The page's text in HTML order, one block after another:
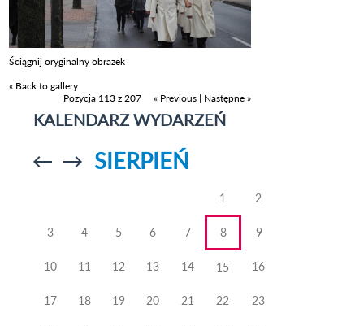
Ściągnij oryginalny obrazek
« Back to gallery
Pozycja 113 z 207
« Previous | Następne »
KALENDARZ WYDARZEŃ
Przejdź doPrzejdź do
SIERPIEŃ
1 2
3 4 5 6 7 8 9
10 11 12 13 14 15 16
17 18 19 20 21 22 23